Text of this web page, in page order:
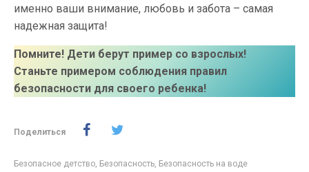
именно ваши внимание, любовь и забота – самая
надежная защита!
Помните! Дети берут пример со взрослых!
Станьте примером соблюдения правил
безопасности для своего ребенка!
Поделиться
Безопасное детство, Безопасность, Безопасность на воде